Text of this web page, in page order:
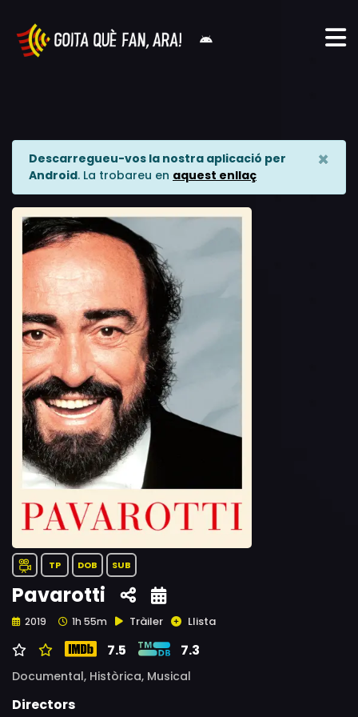
Descarregueu-vos la nostra aplicació per
Android. La trobareu en aquest enllaç
×
TP DOB SUB
Pavarotti
2019 1h 55m Tràiler Llista
7.5 7.3
Documental, Històrica, Musical
Directors